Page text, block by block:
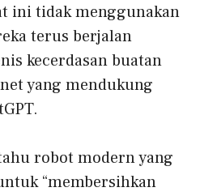
ini tidak menggunakan
terus berjalan
kecerdasan buatan
yang mendukung
robot modern yang
“membersihkan